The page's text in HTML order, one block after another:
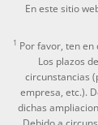
En este sitio
1 Por favor, ten
Los plazos
circunstancias
empresa, etc.).
dichas